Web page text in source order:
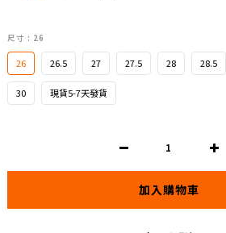
尺寸 : 26
26 26.5 27 27.5 28 28.5
30 現貨5-7天發貨
加入購物車